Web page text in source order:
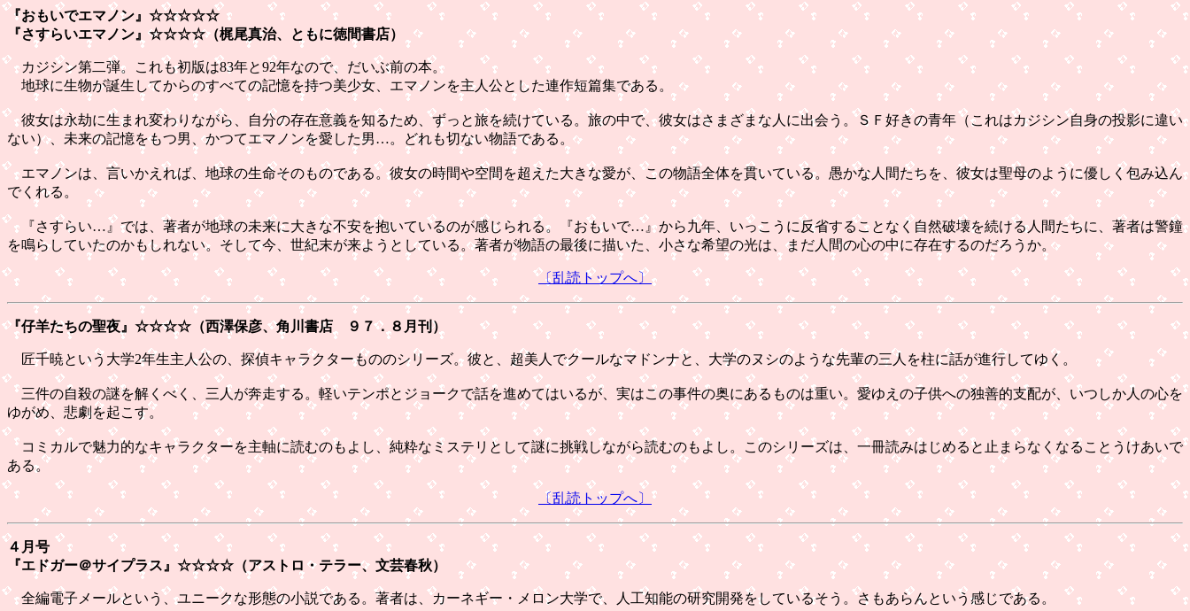
『おもいでエマノン』☆☆☆☆☆
『さすらいエマノン』☆☆☆☆（梶尾真治、ともに徳間書店）
カジシン第二弾。これも初版は83年と92年なので、だいぶ前の本。
地球に生物が誕生してからのすべての記憶を持つ美少女、エマノンを主人公とした連作短篇集である。
彼女は永劫に生まれ変わりながら、自分の存在意義を知るため、ずっと旅を続けている。旅の中で、彼女はさまざまな人に出会う。ＳＦ好きの青年（これはカジシン自身の投影に違い
ない）、未来の記憶をもつ男、かつてエマノンを愛した男…。どれも切ない物語である。
エマノンは、言いかえれば、地球の生命そのものである。彼女の時間や空間を超えた大きな愛が、この物語全体を貫いている。愚かな人間たちを、彼女は聖母のように優しく包み込ん
でくれる。
『さすらい…』では、著者が地球の未来に大きな不安を抱いているのが感じられる。『おもいで…』から九年、いっこうに反省することなく自然破壊を続ける人間たちに、著者は警鐘
を鳴らしていたのかもしれない。そして今、世紀末が来ようとしている。著者が物語の最後に描いた、小さな希望の光は、まだ人間の心の中に存在するのだろうか。
〔乱読トップへ〕
『仔羊たちの聖夜』 ☆☆☆☆（西澤保彦、角川書店 ９７．８月刊）
匠千暁という大学2年生主人公の、探偵キャラクターもののシリーズ。彼と、超美人でクールなマドンナと、大学のヌシのような先輩の三人を柱に話が進行してゆく。
三件の自殺の謎を解くべく、三人が奔走する。軽いテンポとジョークで話を進めてはいるが、実はこの事件の奥にあるものは重い。愛ゆえの子供への独善的支配が、いつしか人の心を
ゆがめ、悲劇を起こす。
コミカルで魅力的なキャラクターを主軸に読むのもよし、純粋なミステリとして謎に挑戦しながら読むのもよし。このシリーズは、一冊読みはじめると止まらなくなることうけあいで
ある。
〔乱読トップへ〕
４月号
『エドガー＠サイプラス』 ☆☆☆☆（アストロ・テラー、文芸春秋）
全編電子メールという、ユニークな形態の小説である。著者は、カーネギー・メロン大学で、人工知能の研究開発をしているそう。さもあらんという感じである。